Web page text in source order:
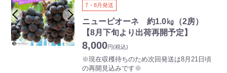
7・8月発送
ニューピオーネ 約1.0㎏（2房）
【8月下旬より出荷再開予定】
8,000円(税込)
※現在収穫待ちのため次回発送は8月21日頃
の再開見込みです※